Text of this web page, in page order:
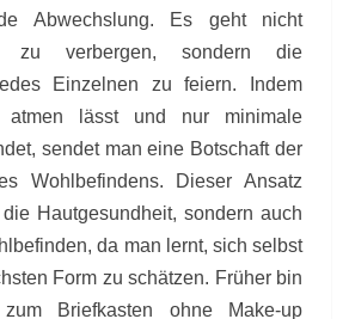
Abwechslung. Es geht nicht
zu verbergen, sondern die
Einzelnen zu feiern. Indem
lässt und nur minimale
sendet man eine Botschaft der
Wohlbefindens. Dieser Ansatz
Hautgesundheit, sondern auch
da man lernt, sich selbst
Form zu schätzen. Früher bin
Briefkasten ohne Make-up